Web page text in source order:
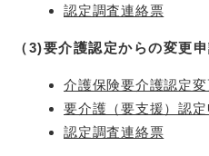
認定調査連絡票
（3)要介護認定からの変更
介護保険要介護認定
要介護（要支援）認
認定調査連絡票